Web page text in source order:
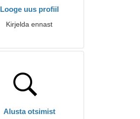
Looge uus profiil
Kirjelda ennast
Alusta otsimist